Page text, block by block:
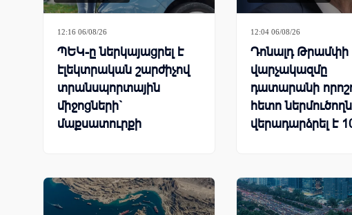
12:16 06/08/26
ՊԵԿ-ը ներկայացրել է
էլեկտրական շարժիչով
տրանսպորտային
միջոցների`
մաքսատուրքի
ը ներառյալ
12:04 06/08/26
Դոնալդ Թրամփի
վարչակազմը
դատարանի
հետո
վերադարձրել է